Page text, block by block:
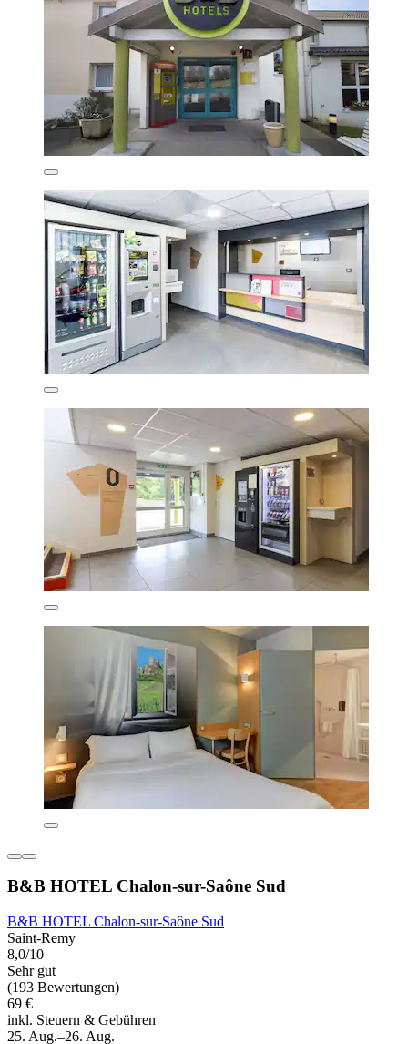
B&B HOTEL Chalon-sur-Saône Sud
B&B HOTEL Chalon-sur-Saône Sud
Saint-Remy
8,0/10
Sehr gut
(193 Bewertungen)
69 €
inkl. Steuern & Gebühren
25. Aug.–26. Aug.